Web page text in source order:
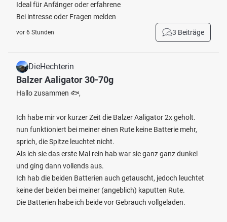
Ideal für Anfänger oder erfahrene
Bei intresse oder Fragen melden
vor 6 Stunden 3 Beiträge
DieHechterin
Balzer Aaligator 30-70g
Hallo zusammen 🐟,
Ich habe mir vor kurzer Zeit die Balzer Aaligator 2x geholt.
nun funktioniert bei meiner einen Rute keine Batterie mehr,
sprich, die Spitze leuchtet nicht.
Als ich sie das erste Mal rein hab war sie ganz ganz dunkel
und ging dann vollends aus.
Ich hab die beiden Batterien auch getauscht, jedoch leuchtet
keine der beiden bei meiner (angeblich) kaputten Rute.
Die Batterien habe ich beide vor Gebrauch vollgeladen.